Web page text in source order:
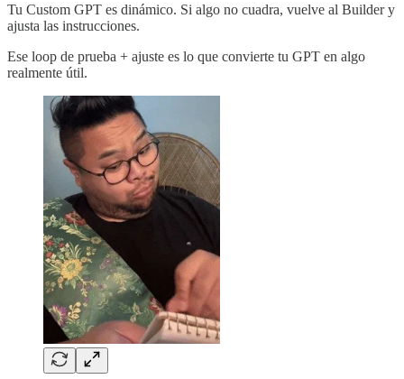
Tu Custom GPT es dinámico. Si algo no cuadra, vuelve al Builder y
ajusta las instrucciones.
Ese loop de prueba + ajuste es lo que convierte tu GPT en algo
realmente útil.